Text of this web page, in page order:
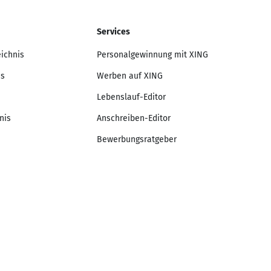
Services
Personalgewinnung mit XING
Werben auf XING
Lebenslauf-Editor
Anschreiben-Editor
Bewerbungsratgeber